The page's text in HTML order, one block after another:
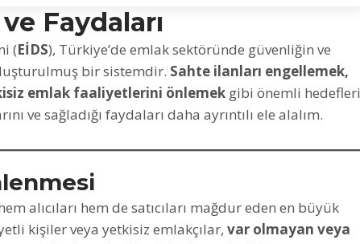
Faydaları
(EİDS), Türkiye’de emlak sektöründe güvenliğin ve
bir sistemdir. Sahte ilanları engellemek,
emlak faaliyetlerini önlemek gibi önemli hedefleri
ve sağladığı faydaları daha ayrıntılı ele alalım.
alıcıları hem de satıcıları mağdur eden en büyük
kişiler veya yetkisiz emlakçılar, var olmayan veya